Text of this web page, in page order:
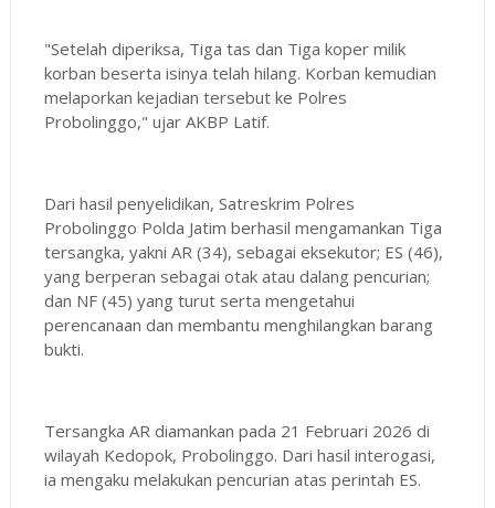
"Setelah diperiksa, Tiga tas dan Tiga koper milik
korban beserta isinya telah hilang. Korban kemudian
melaporkan kejadian tersebut ke Polres
Probolinggo," ujar AKBP Latif.
Dari hasil penyelidikan, Satreskrim Polres
Probolinggo Polda Jatim berhasil mengamankan Tiga
tersangka, yakni AR (34), sebagai eksekutor; ES (46),
yang berperan sebagai otak atau dalang pencurian;
dan NF (45) yang turut serta mengetahui
perencanaan dan membantu menghilangkan barang
bukti.
Tersangka AR diamankan pada 21 Februari 2026 di
wilayah Kedopok, Probolinggo. Dari hasil interogasi,
ia mengaku melakukan pencurian atas perintah ES.